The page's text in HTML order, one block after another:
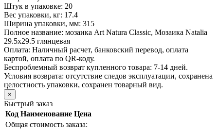
Штук в упаковке: 20
Вес упаковки, кг: 17.4
Ширина упаковки, мм: 315
Полное название: мозаика Art Natura Classic, Мозаика Natalia
29.5х29.5 глянцевая
Оплата: Наличный расчет, банковский перевод, оплата
картой, оплата по QR-коду.
Беспроблемный возврат купленного товара: 7-14 дней.
Условия возврата: отсутствие следов эксплуатации, сохранена
целостность упаковки, сохранен товарный вид.
×
Быстрый заказ
Код Наименование Цена
Общая стоимость заказа: